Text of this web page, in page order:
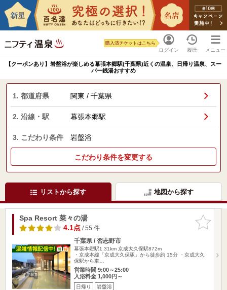
ログイン
購入済チケットはこちら
履歴 メニュー
【クーポンあり】岩盤浴が楽しめる幕張本郷駅(千葉県)近くの温泉、日帰り温泉、スー
パー銭湯おすすめ
1. 都道府県 関東 / 千葉県
2. 沿線・駅 幕張本郷駅
3. こだわり条件 岩盤浴
こだわり条件を変更する
リストから探す 地図から探す
お気に入
りに追加
Spa Resort 菜々の湯
4.1点/ 55 件
千葉県 / 習志野市
幕張本郷駅1.31km 京成大久保駅872m
・京成本線「京成大久保駅」から徒歩約 15分 ・京成大久
保駅から車…
営業時間 9:00～25:00
入浴料金 1,000円～
日帰り 岩盤浴